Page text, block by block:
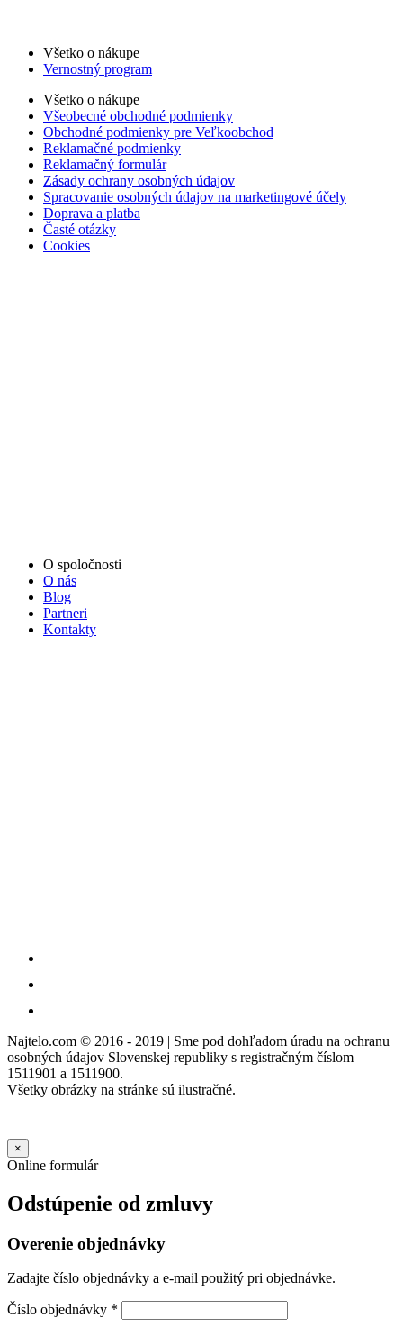
Všetko o nákupe
Vernostný program
Všetko o nákupe
Všeobecné obchodné podmienky
Obchodné podmienky pre Veľkoobchod
Reklamačné podmienky
Reklamačný formulár
Zásady ochrany osobných údajov
Spracovanie osobných údajov na marketingové účely
Doprava a platba
Časté otázky
Cookies
O spoločnosti
O nás
Blog
Partneri
Kontakty
Najtelo.com © 2016 - 2019 | Sme pod dohľadom úradu na ochranu
osobných údajov Slovenskej republiky s registračným číslom
1511901 a 1511900.
Všetky obrázky na stránke sú ilustračné.
×
Online formulár
Odstúpenie od zmluvy
Overenie objednávky
Zadajte číslo objednávky a e-mail použitý pri objednávke.
Číslo objednávky *